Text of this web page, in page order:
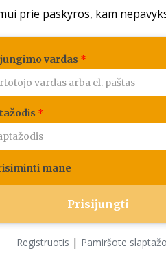
prie paskyros, kam
vardas *
*
mane
Registruotis | Pamiršote